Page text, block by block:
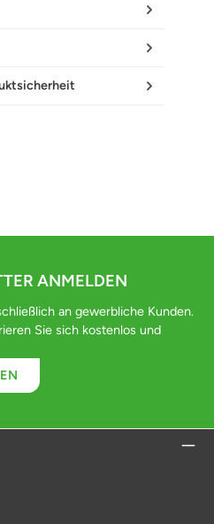
ANMELDEN
an gewerbliche Kunden.
Sie sich kostenlos und